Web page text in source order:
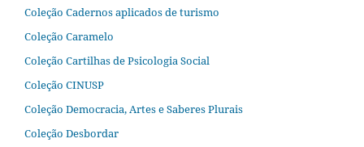
Coleção Cadernos aplicados de turismo
Coleção Caramelo
Coleção Cartilhas de Psicologia Social
Coleção CINUSP
Coleção Democracia, Artes e Saberes Plurais
Coleção Desbordar